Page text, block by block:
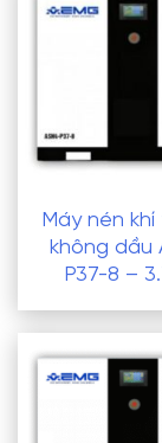
Máy nén
không dầu
P37-8 –